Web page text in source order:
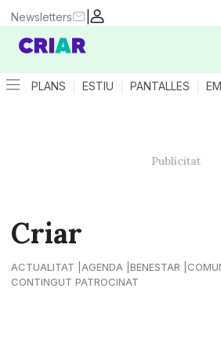
|
Newsletters
PLANS ESTIU PANTALLES
Criar
ACTUALITAT AGENDA BENESTAR
CONTINGUT PATROCINAT